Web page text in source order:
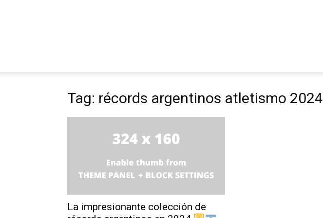
Tag: récords argentinos atletismo 2024
La impresionante colección de